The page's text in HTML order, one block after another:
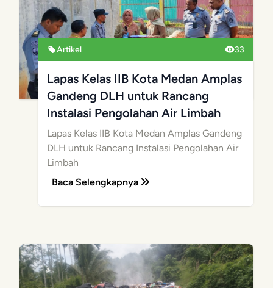
Artikel 33
Lapas Kelas IIB Kota Medan Amplas
Gandeng DLH untuk Rancang
Instalasi Pengolahan Air Limbah
Lapas Kelas IIB Kota Medan Amplas Gandeng
DLH untuk Rancang Instalasi Pengolahan Air
Limbah
Baca Selengkapnya